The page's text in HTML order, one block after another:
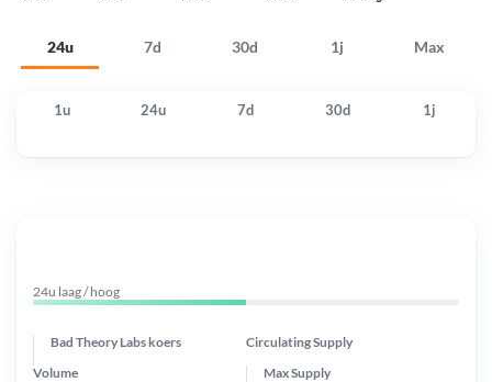
24u 7d 30d 1j Max
1u 24u 7d 30d 1j
24u laag / hoog
Bad Theory Labs koers Circulating Supply
Max Supply
Volume